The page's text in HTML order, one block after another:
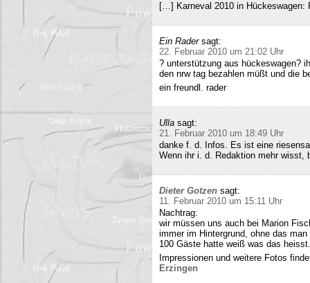
[…] Karneval 2010 in Hückeswagen:
Ein Rader sagt:
22. Februar 2010 um 21:02 Uhr
? unterstützung aus hückeswagen?
den nrw tag bezahlen müßt und die
ein freundl. rader
Ulla sagt:
21. Februar 2010 um 18:49 Uhr
danke f. d. Infos. Es ist eine
Wenn ihr i. d. Redaktion mehr wisst,
Dieter Gotzen sagt:
11. Februar 2010 um 15:11 Uhr
Nachtrag:
wir müssen uns auch bei Marion
immer im Hintergrund, ohne das
100 Gäste hatte weiß was das heisst.
Impressionen und weitere Fotos
Erzingen